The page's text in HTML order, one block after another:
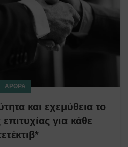
ΆΡΘΡΑ
και εχεμύθεια το
για κάθε